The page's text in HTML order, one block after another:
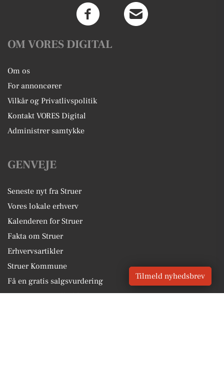
OM VORES DIGITAL
Om os
For annoncører
Vilkår og Privatlivspolitik
Kontakt VORES Digital
Administrer samtykke
GENVEJE
Seneste nyt fra Struer
Vores lokale erhverv
Kalenderen for Struer
Fakta om Struer
Erhvervsartikler
Struer Kommune
Få en gratis salgsvurdering
Sponsoreret indhold
Tilmeld nyhedsbrev